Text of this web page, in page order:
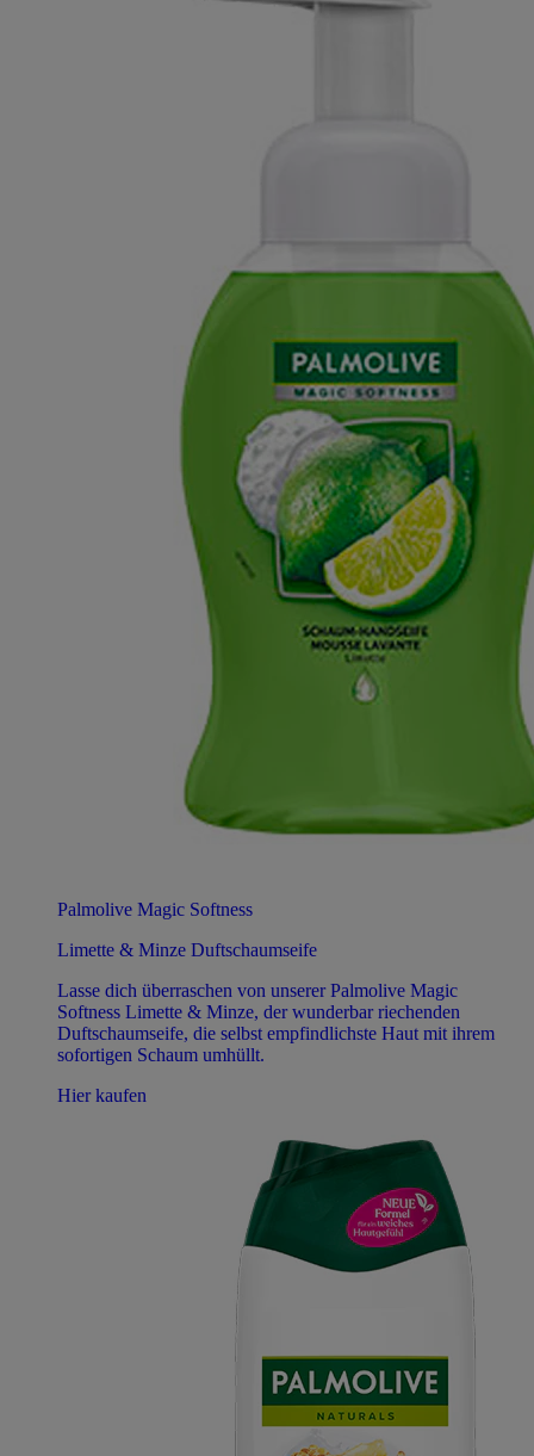
Palmolive Magic Softness
Limette & Minze Duftschaumseife
Lasse dich überraschen von unserer Palmolive Magic
Softness Limette & Minze, der wunderbar riechenden
Duftschaumseife, die selbst empfindlichste Haut mit ihrem
sofortigen Schaum umhüllt.
Hier kaufen